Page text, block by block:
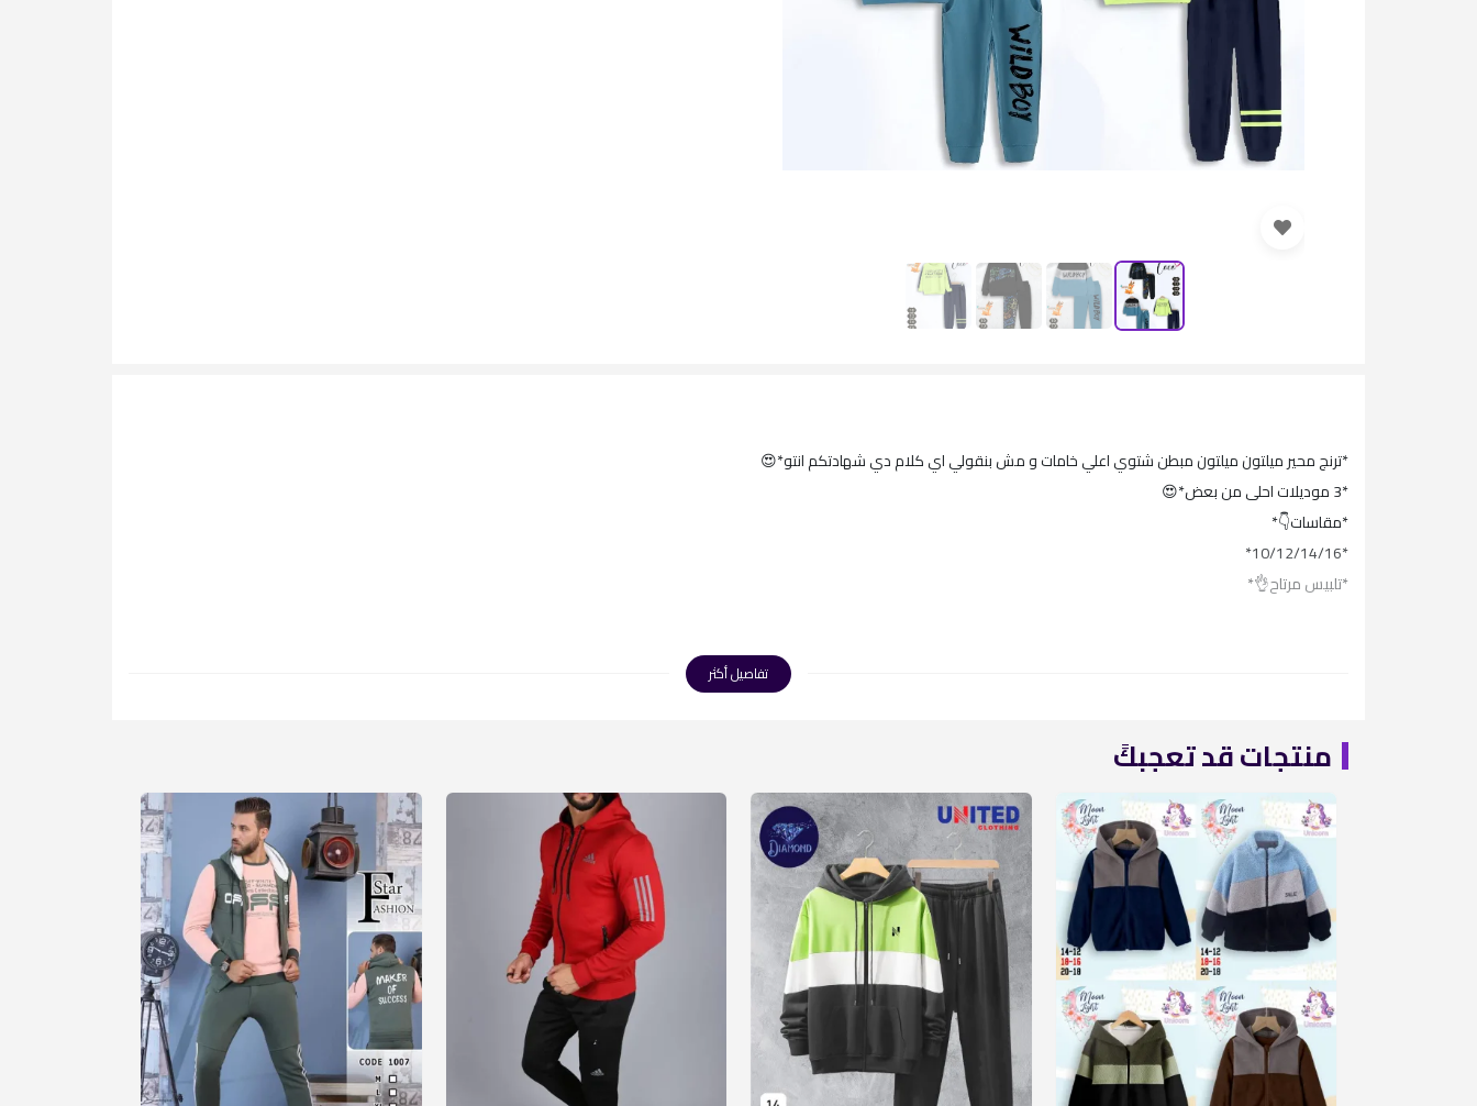
*ترنج محير ميلتون ميلتون مبطن شتوي اعلي خامات و مش بنقولي اي كلام دي شهادتكم انتو*😍
*3 موديلات احلى من بعض*😍
*مقاسات👇*
*10/12/14/16*
*تلبيس مرتاح👌*
تفاصيل أكثر
منتجات قد تعجبكً